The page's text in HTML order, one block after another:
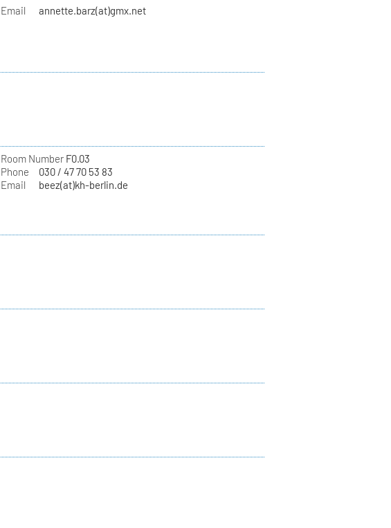
Email annette.barz(at)gmx.net
Room NumberF0.03
Phone
030 / 47 70 53 83
Email
beez(at)kh-berlin.de